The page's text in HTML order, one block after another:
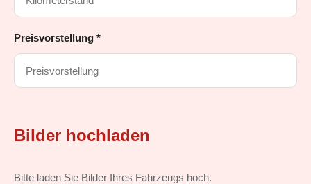
Preisvorstellung *
Bilder hochladen
Bitte laden Sie Bilder Ihres Fahrzeugs hoch.